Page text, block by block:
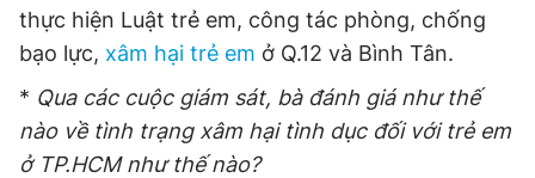
Đọc Thanh Niên trên điện thoại
thực hiện Luật trẻ em, công tác phòng, chống
bạo lực, xâm hại trẻ em ở Q.12 và Bình Tân.
* Qua các cuộc giám sát, bà đánh giá như thế
nào về tình trạng xâm hại tình dục đối với trẻ em
ở TP.HCM như thế nào?